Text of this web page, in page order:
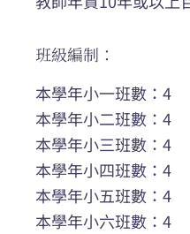
班級編制：
本學年小一班數：4
本學年小二班數：4
本學年小三班數：4
本學年小四班數：4
本學年小五班數：4
本學年小六班數：4